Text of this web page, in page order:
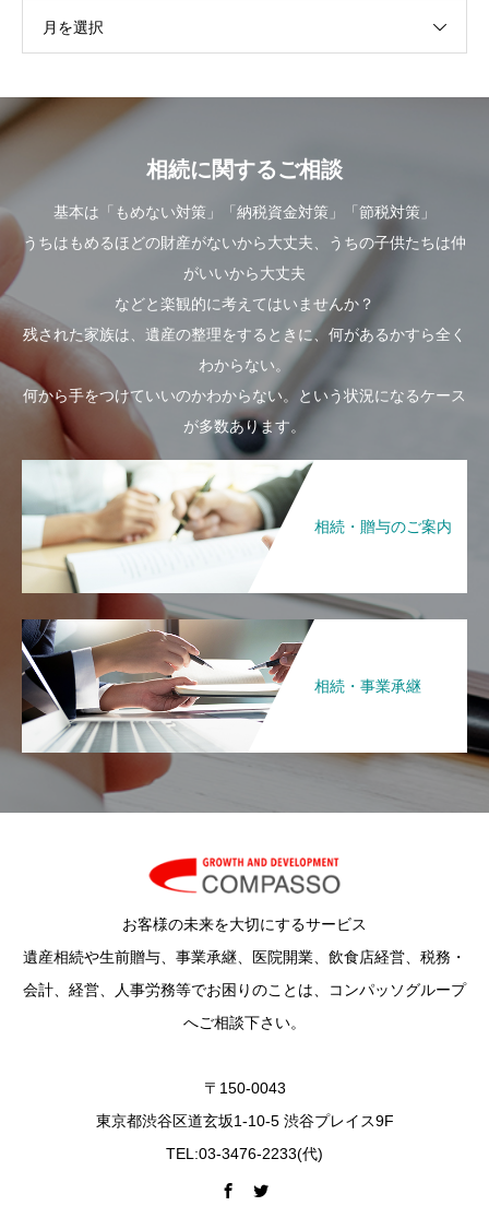
月を選択
相続に関するご相談
基本は「もめない対策」「納税資金対策」「節税対策」
うちはもめるほどの財産がないから大丈夫、うちの子供たちは仲
がいいから大丈夫
などと楽観的に考えてはいませんか？
残された家族は、遺産の整理をするときに、何があるかすら全く
わからない。
何から手をつけていいのかわからない。という状況になるケース
が多数あります。
相続・贈与のご案内
相続・事業承継
お客様の未来を大切にするサービス
遺産相続や生前贈与、事業承継、医院開業、飲食店経営、税務・
会計、経営、人事労務等でお困りのことは、コンパッソグループ
へご相談下さい。
〒150-0043
東京都渋谷区道玄坂1-10-5 渋谷プレイス9F
TEL:03-3476-2233(代)